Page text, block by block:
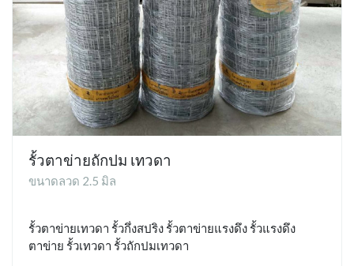
รั้วตาข่ายถักปม เทวดา
ขนาดลวด 2.5 มิล
รั้วตาข่ายเทวดา รั้วกึ่งสปริง รั้วตาข่ายแรงดึง รั้วแรงดึง
ตาข่าย รั้วเทวดา รั้วถักปมเทวดา